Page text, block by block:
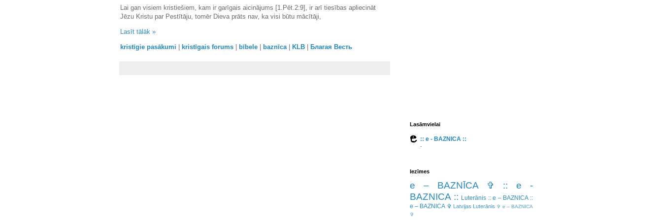
Lai gan visiem kristiešiem, kam ir garīgais aicinājums [1.Pēt.2:9], ir arī tiesības apliecināt
Jēzu Kristu par Pestītāju, tomēr Dieva prāts nav, ka visi būtu mācītāji,
Lasīt tālāk »
kristīgie pasākumi kristīgais forums bībele baznīca| KLB Благая Весть
Lasāmvielai
:: e - BAZNICA ::
-
Iezīmes
e – BAZNĪCA ✞
:: e -
BAZNICA :: Luterānis :: e – BAZNICA ::
e – BAZNICA ✞ Latvijas Luterānis ✞ e – BAZNICA
✞